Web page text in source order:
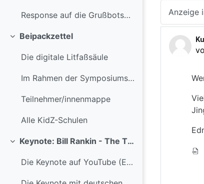
Response auf die Grußbotschaft von Bundesministerin Heinisch-Hosek
Einklappen
Beipackzettel
Die digitale Litfaßsäule
Im Rahmen der Symposiumsvorbereitung sind eine sol...
Teilnehmer/innenmappe
Alle KidZ-Schulen
Einklappen
Keynote: Bill Rankin - The Three Ages of Learning
Die Keynote auf YouTube (Englisch mit englischen Untertiteln)